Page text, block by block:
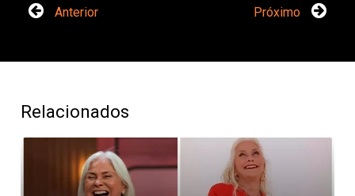
Anterior Próximo
Relacionados